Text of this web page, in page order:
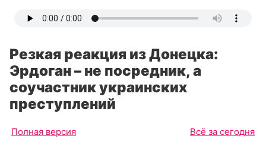
Резкая реакция из Донецка:
Эрдоган – не посредник, а
соучастник украинских
преступлений
Полная версия Всё за сегодня